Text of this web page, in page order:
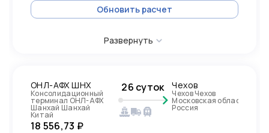
Обновить расчет
Развернуть
ОНЛ-АФХ ШНХ
Консолидационный
терминал ОНЛ-АФХ
Шанхай Шанхай
Китай
26 суток Чехов
Чехов Чехов
Московская область,
Россия
18 556,73 ₽